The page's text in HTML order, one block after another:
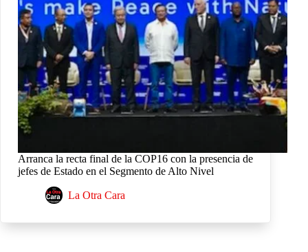
Arranca la recta final de la COP16 con la presencia de
jefes de Estado en el Segmento de Alto Nivel
La Otra Cara